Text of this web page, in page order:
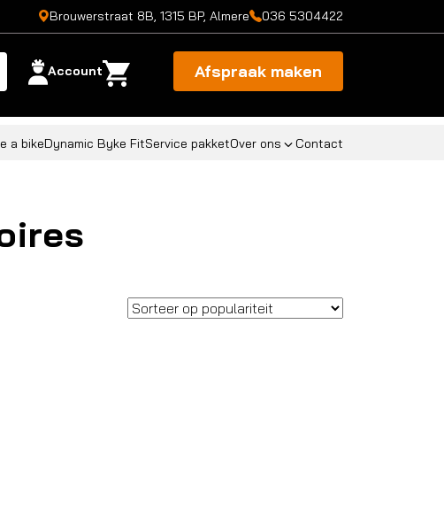
Brouwerstraat 8B, 1315 BP, Almere 036 5304422
Account Afspraak maken
a bikeDynamic Byke FitService pakketOver ons Contact